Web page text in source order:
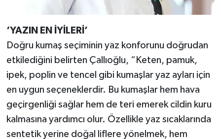
‘YAZIN EN İYİLERİ’
Doğru kumaş seçiminin yaz konforunu doğrudan
etkilediğini belirten Çallıoğlu, “Keten, pamuk,
ipek, poplin ve tencel gibi kumaşlar yaz ayları için
en uygun seçeneklerdir. Bu kumaşlar hem hava
geçirgenliği sağlar hem de teri emerek cildin kuru
kalmasına yardımcı olur. Özellikle yaz sıcaklarında
sentetik yerine doğal liflere yönelmek, hem